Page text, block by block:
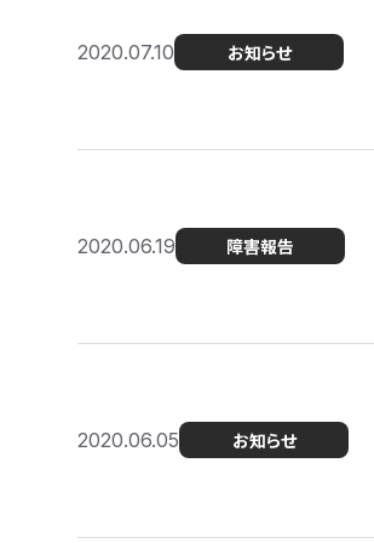
2020.07.10 お知らせ
2020.06.19 障害報告
2020.06.05 お知らせ